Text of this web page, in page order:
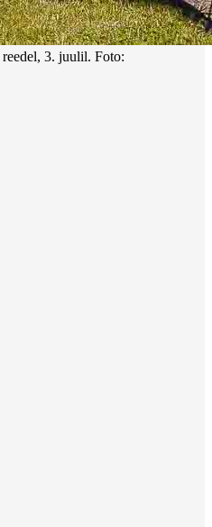
3. juulil. Foto: